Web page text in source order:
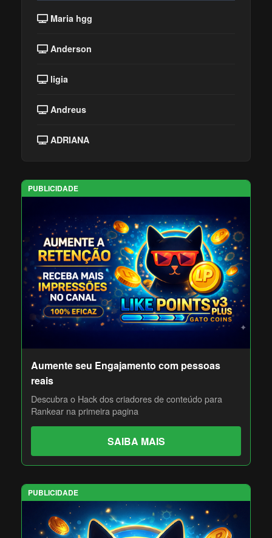
Maria hgg
Anderson
ligia
Andreus
ADRIANA
PUBLICIDADE
Aumente seu Engajamento com pessoas
reais
Descubra o Hack dos criadores de conteúdo para
Rankear na primeira pagina
SAIBA MAIS
PUBLICIDADE